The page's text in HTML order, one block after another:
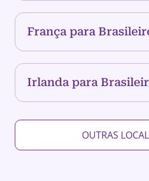
França para
Irlanda para
OUTRAS